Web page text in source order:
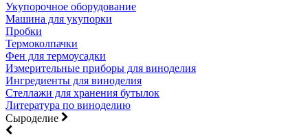
Укупорочное оборудование
Машина для укупорки
Пробки
Термоколпачки
Фен для термоусадки
Измерительные приборы для виноделия
Ингредиенты для виноделия
Стеллажи для хранения бутылок
Литература по виноделию
Сыроделие